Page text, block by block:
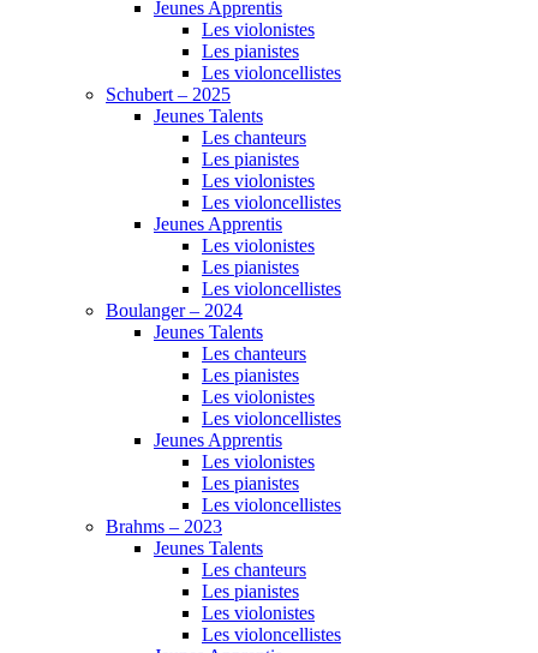
Jeunes Apprentis
Les violonistes
Les pianistes
Les violoncellistes
Schubert – 2025
Jeunes Talents
Les chanteurs
Les pianistes
Les violonistes
Les violoncellistes
Jeunes Apprentis
Les violonistes
Les pianistes
Les violoncellistes
Boulanger – 2024
Jeunes Talents
Les chanteurs
Les pianistes
Les violonistes
Les violoncellistes
Jeunes Apprentis
Les violonistes
Les pianistes
Les violoncellistes
Brahms – 2023
Jeunes Talents
Les chanteurs
Les pianistes
Les violonistes
Les violoncellistes